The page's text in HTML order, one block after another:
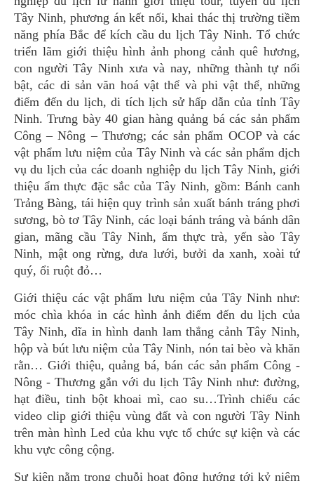
Tây Ninh, phương án kết nối, khai thác thị trường tiềm
năng phía Bắc để kích cầu du lịch Tây Ninh. Tổ chức
triển lãm giới thiệu hình ảnh phong cảnh quê hương,
con người Tây Ninh xưa và nay, những thành tự nổi
bật, các di sản văn hoá vật thể và phi vật thể, những
điểm đến du lịch, di tích lịch sử hấp dẫn của tỉnh Tây
Ninh. Trưng bày 40 gian hàng quảng bá các sản phẩm
Công – Nông – Thương; các sản phẩm OCOP và các
vật phẩm lưu niệm của Tây Ninh và các sản phẩm dịch
vụ du lịch của các doanh nghiệp du lịch Tây Ninh, giới
thiệu ẩm thực đặc sắc của Tây Ninh, gồm: Bánh canh
Trảng Bàng, tái hiện quy trình sản xuất bánh tráng phơi
sương, bò tơ Tây Ninh, các loại bánh tráng và bánh dân
gian, mãng cầu Tây Ninh, ẩm thực trà, yến sào Tây
Ninh, mật ong rừng, dưa lưới, bưởi da xanh, xoài tứ
quý, ổi ruột đỏ…
Giới thiệu các vật phẩm lưu niệm của Tây Ninh như:
móc chìa khóa in các hình ảnh điểm đến du lịch của
Tây Ninh, dĩa in hình danh lam thắng cảnh Tây Ninh,
hộp và bút lưu niệm của Tây Ninh, nón tai bèo và khăn
rằn… Giới thiệu, quảng bá, bán các sản phẩm Công -
Nông - Thương gắn với du lịch Tây Ninh như: đường,
hạt điều, tinh bột khoai mì, cao su…Trình chiếu các
video clip giới thiệu vùng đất và con người Tây Ninh
trên màn hình Led của khu vực tổ chức sự kiện và các
khu vực công cộng.
Sự kiện nằm trong chuỗi hoạt động hướng tới kỷ niệm